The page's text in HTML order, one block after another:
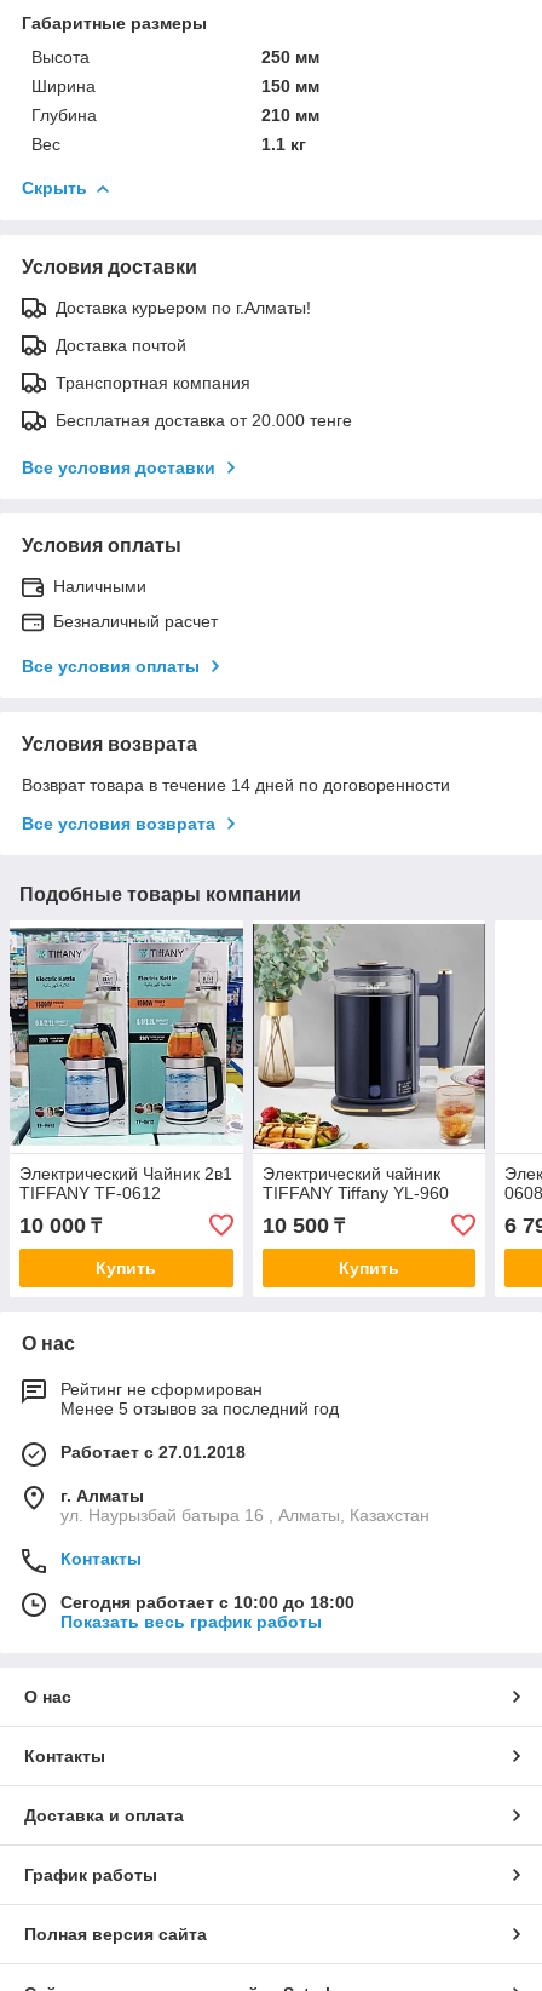
Габаритные размеры
Высота
250 мм
Ширина
150 мм
Глубина
210 мм
Вес
1.1 кг
Скрыть
Условия доставки
Доставка курьером по г.Алматы!
Доставка почтой
Транспортная компания
Бесплатная доставка от 20.000 тенге
Все условия доставки
Условия оплаты
Наличными
Безналичный расчет
Все условия оплаты
Условия возврата
Возврат товара в течение 14 дней по договоренности
Все условия возврата
Подобные товары компании
Электрический Чайник 2в1
TIFFANY TF-0612
10 000 ₸
Купить
Электрический чайник
TIFFANY Tiffany YL-960
10 500₸
Купить
6
О нас
Рейтинг не сформирован
Менее 5 отзывов за последний год
Работает с 27.01.2018
г. Алматы
ул. Наурызбай батыра 16 , Алматы, Казахстан
Контакты
Сегодня работает с 10:00 до 18:00
Показать весь график работы
О нас
Контакты
Доставка и оплата
График работы
Полная версия сайта